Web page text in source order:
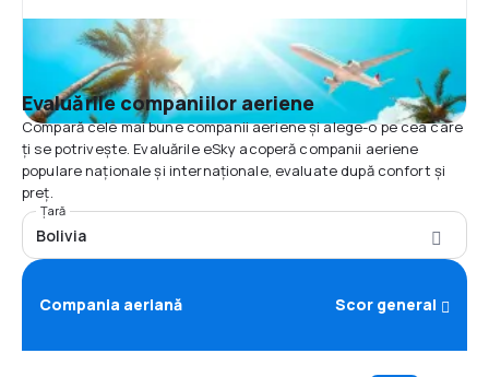
Evaluările companiilor aeriene
Compară cele mai bune companii aeriene și alege-o pe cea care
ți se potrivește. Evaluările eSky acoperă companii aeriene
populare naționale și internaționale, evaluate după confort și
preț.
Țară
Bolivia
Compania aeriană Scor general